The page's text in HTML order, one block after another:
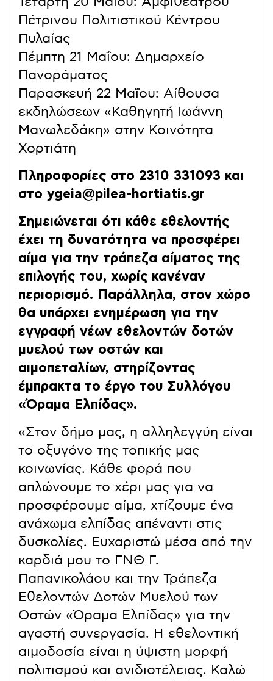
Πέτρινου Πολιτιστικού Κέντρου
Πυλαίας
Πέμπτη 21 Μαΐου: Δημαρχείο
Πανοράματος
Παρασκευή 22 Μαΐου: Αίθουσα
εκδηλώσεων «Καθηγητή Ιωάννη
Μανωλεδάκη» στην Κοινότητα
Χορτιάτη
Πληροφορίες στο 2310 331093 και
στο ygeia@pilea-hortiatis.gr
Σημειώνεται ότι κάθε εθελοντής
έχει τη δυνατότητα να προσφέρει
αίμα για την τράπεζα αίματος της
επιλογής του, χωρίς κανέναν
περιορισμό. Παράλληλα, στον χώρο
θα υπάρχει ενημέρωση για την
εγγραφή νέων εθελοντών δοτών
μυελού των οστών και
αιμοπεταλίων, στηρίζοντας
έμπρακτα το έργο του Συλλόγου
«Όραμα Ελπίδας».
«Στον δήμο μας, η αλληλεγγύη είναι
το οξυγόνο της τοπικής μας
κοινωνίας. Κάθε φορά που
απλώνουμε το χέρι μας για να
προσφέρουμε αίμα, χτίζουμε ένα
ανάχωμα ελπίδας απέναντι στις
δυσκολίες. Ευχαριστώ μέσα από την
καρδιά μου το ΓΝΘ Γ.
Παπανικολάου και την Τράπεζα
Εθελοντών Δοτών Μυελού των
Οστών «Όραμα Ελπίδας» για την
αγαστή συνεργασία. Η εθελοντική
αιμοδοσία είναι η ύψιστη μορφή
πολιτισμού και ανιδιοτέλειας. Καλώ